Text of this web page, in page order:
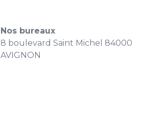
Nos bureaux
8 boulevard Saint Michel 84000
AVIGNON